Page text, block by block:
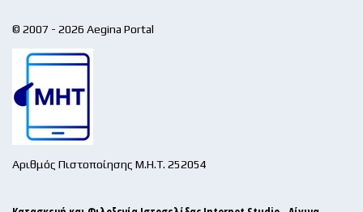
© 2007 - 2026 Aegina Portal
Αριθμός Πιστοποίησης Μ.Η.Τ. 252054